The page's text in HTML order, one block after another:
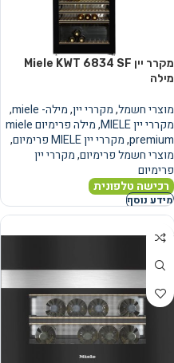
מקרר יין Miele KWT 6834 SF
מילה
מוצרי חשמל,מקררי יין,מילה- miele
,
מקררי יין MIELE
,
מילה פרימיום miele
premium
,מקררי יין MIELE פרימיום
,
מוצרי חשמל פרימיום,מקררי יין
פרימיום
רכישה טלפונית
מידע נוסף